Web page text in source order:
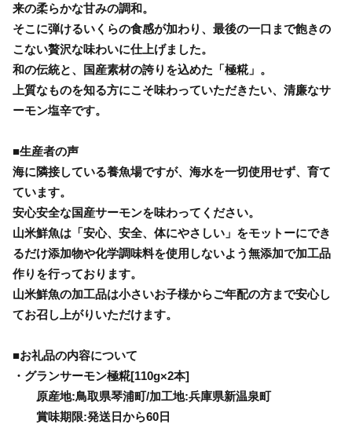
来の柔らかな甘みの調和。
そこに弾けるいくらの食感が加わり、最後の一口まで飽きの
こない贅沢な味わいに仕上げました。
和の伝統と、国産素材の誇りを込めた「極糀」。
上質なものを知る方にこそ味わっていただきたい、清廉なサ
ーモン塩辛です。
■生産者の声
海に隣接している養魚場ですが、海水を一切使用せず、育て
ています。
安心安全な国産サーモンを味わってください。
山米鮮魚は「安心、安全、体にやさしい」をモットーにでき
るだけ添加物や化学調味料を使用しないよう無添加で加工品
作りを行っております。
山米鮮魚の加工品は小さいお子様からご年配の方まで安心し
てお召し上がりいただけます。
■お礼品の内容について
・グランサーモン極糀[110g×2本]
原産地:鳥取県琴浦町/加工地:兵庫県新温泉町
賞味期限:発送日から60日